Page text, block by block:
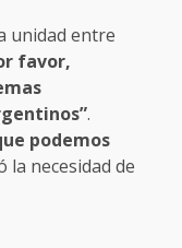
unidad entre
favor,
.
podemos
la necesidad de